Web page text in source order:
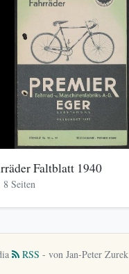
Faltblatt 1940
Seiten
RSS - von Jan-Peter Zurek